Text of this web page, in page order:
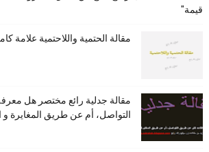
قيمة"
مقالة الحتمية واللاحتمية علامة
مقالة جدلية رائع مختصر هل
التواصل، أم عن طريق المغايرة و